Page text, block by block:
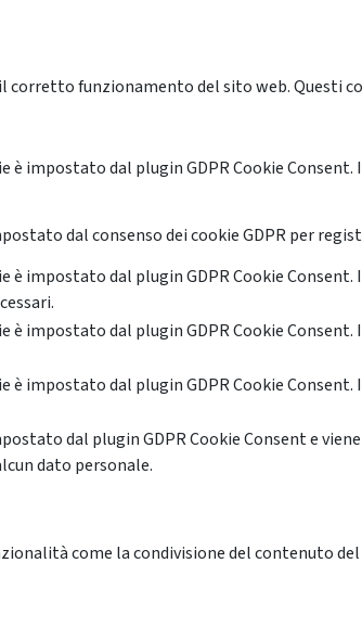
corretto funzionamento del sito web. Questi
è impostato dal plugin GDPR Cookie
dal consenso dei cookie GDPR per
è impostato dal plugin GDPR Cookie
è impostato dal plugin GDPR Cookie
è impostato dal plugin GDPR Cookie
dal plugin GDPR Cookie Consent e
dato personale.
come la condivisione del contenuto